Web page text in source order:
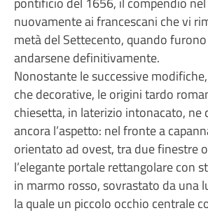
nuovamente ai francescani che vi
metà del Settecento, quando
andarsene definitivamente.
Nonostante le successive
che decorative, le origini tardo
chiesetta, in laterizio intonacato, ne
ancora l’aspetto: nel fronte a
orientato ad ovest, tra due finestre
l’elegante portale rettangolare con
in marmo rosso, sovrastato da una
la quale un piccolo occhio centrale